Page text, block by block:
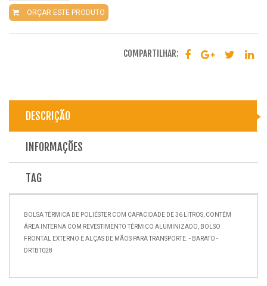
ORÇAR ESTE PRODUTO
COMPARTILHAR:
DESCRIÇÃO
INFORMAÇÕES
TAG
BOLSA TÉRMICA DE POLIÉSTER COM CAPACIDADE DE 36 LITROS, CONTÉM
ÁREA INTERNA COM REVESTIMENTO TÉRMICO ALUMINIZADO, BOLSO
FRONTAL EXTERNO E ALÇAS DE MÃOS PARA TRANSPORTE. - BARATO -
DRTBT028